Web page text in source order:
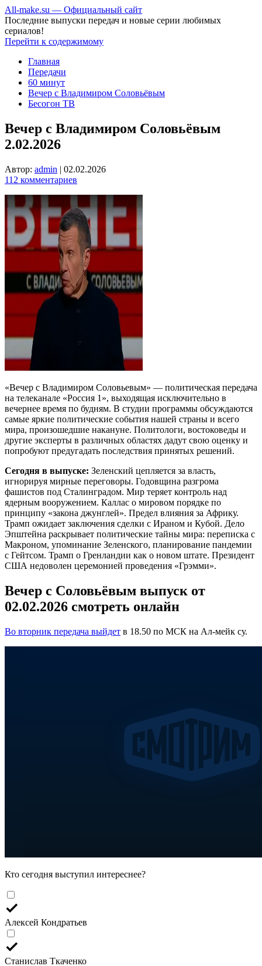
All-make.su — Официальный сайт
Последние выпуски передач и новые серии любимых
сериалов!
Перейти к содержимому
Главная
Передачи
60 минут
Вечер с Владимиром Соловьёвым
Бесогон ТВ
Вечер с Владимиром Соловьёвым
2.02.2026
Автор: admin | 02.02.2026
112 комментариев
«Вечер с Владимиром Соловьевым» — политическая передача
на телеканале «Россия 1», выходящая исключительно в
вечернее время по будням. В студии программы обсуждаются
самые яркие политические события нашей страны и всего
мира, произошедшие накануне. Политологи, востоковеды и
другие эксперты в различных областях дадут свою оценку и
попробуют предугадать последствия принятых решений.
Сегодня в выпуске: Зеленский цепляется за власть,
игнорируя мирные переговоры. Годовщина разгрома
фашистов под Сталинградом. Мир теряет контроль над
ядерным вооружением. Каллас о мировом порядке по
принципу «закона джунглей». Предел влияния за Африку.
Трамп ожидает заключения сделки с Ираном и Кубой. Дело
Эпштейна раскрывает политические тайны мира: переписка с
Макроном, упоминание Зеленского, планирование пандемии
с Гейтсом. Трамп о Гренландии как о новом штате. Президент
США недоволен церемонией проведения «Грэмми».
Вечер с Соловьёвым выпуск от
02.02.2026 смотреть онлайн
Во вторник передача выйдет в 18.50 по МСК на Ал-мейк су.
Кто сегодня выступил интереснее?
Алексей Кондратьев
Станислав Ткаченко